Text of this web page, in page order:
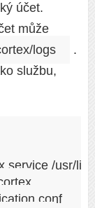
účet.
může
logs
.
službu,
/usr/